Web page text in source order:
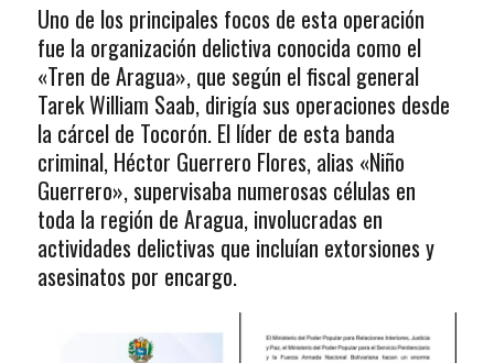
Uno de los principales focos de esta operación
fue la organización delictiva conocida como el
«Tren de Aragua», que según el fiscal general
Tarek William Saab, dirigía sus operaciones desde
la cárcel de Tocorón. El líder de esta banda
criminal, Héctor Guerrero Flores, alias «Niño
Guerrero», supervisaba numerosas células en
toda la región de Aragua, involucradas en
actividades delictivas que incluían extorsiones y
asesinatos por encargo.